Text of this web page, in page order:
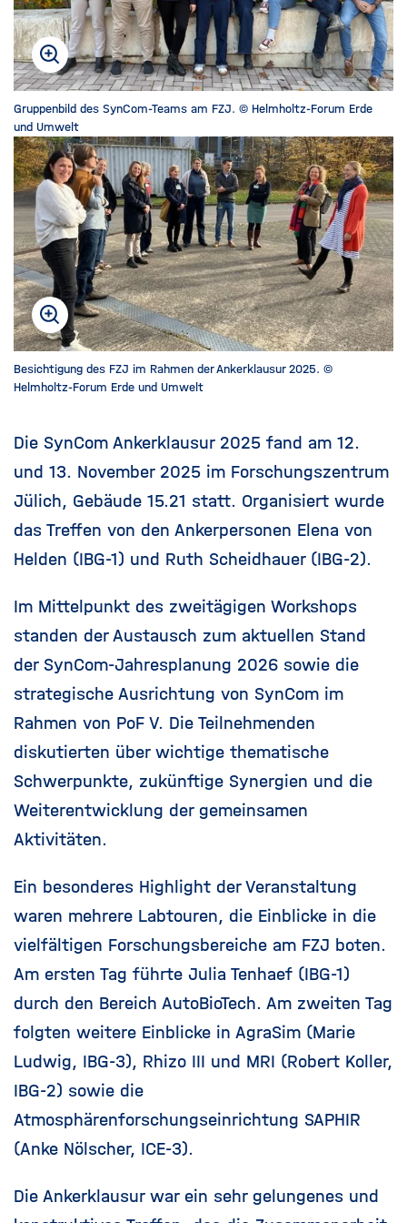
f
n
e
n
/
s
c
h
l
i
e
ß
e
n
Gruppenbild des SynCom-Teams am FZJ. © Helmholtz-Forum Erde
und Umwelt
Besichtigung des FZJ im Rahmen der Ankerklausur 2025. ©
Helmholtz-Forum Erde und Umwelt
Die SynCom Ankerklausur 2025 fand am 12.
und 13. November 2025 im Forschungszentrum
Jülich, Gebäude 15.21 statt. Organisiert wurde
das Treffen von den Ankerpersonen Elena von
Helden (IBG-1) und Ruth Scheidhauer (IBG-2).
Im Mittelpunkt des zweitägigen Workshops
standen der Austausch zum aktuellen Stand
der SynCom-Jahresplanung 2026 sowie die
strategische Ausrichtung von SynCom im
Rahmen von PoF V. Die Teilnehmenden
diskutierten über wichtige thematische
Schwerpunkte, zukünftige Synergien und die
Weiterentwicklung der gemeinsamen
Aktivitäten.
Ein besonderes Highlight der Veranstaltung
waren mehrere Labtouren, die Einblicke in die
vielfältigen Forschungsbereiche am FZJ boten.
Am ersten Tag führte Julia Tenhaef (IBG-1)
durch den Bereich AutoBioTech. Am zweiten Tag
folgten weitere Einblicke in AgraSim (Marie
Ludwig, IBG-3), Rhizo III und MRI (Robert Koller,
IBG-2) sowie die
Atmosphärenforschungseinrichtung SAPHIR
(Anke Nölscher, ICE-3).
Die Ankerklausur war ein sehr gelungenes und